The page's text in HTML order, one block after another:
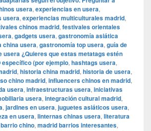
usera, experiencias en usera,
usera, experiencias multiculturales madrid,
chinos madrid, festivales orientales
, gadgets usera, gastronomía asiática
china usera, gastronomía top usera, guía de
usera ¿Quieres que estas metatags estén
específico (por ejemplo, hashtags usera,
, historia china madrid, historia de usera,
chino madrid, influencers chinos en madrid,
usera, infraestructuras usera, iniciativas
usera, integración cultural madrid,
, jardines en usera, juguetes asiáticos usera,
en usera, linternas chinas usera, literatura
chino, madrid barrios interesantes,